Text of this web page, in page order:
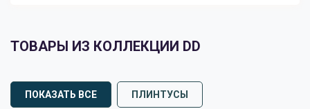
ТОВАРЫ ИЗ КОЛЛЕКЦИИ DD
ПОКАЗАТЬ ВСЕ ПЛИНТУСЫ